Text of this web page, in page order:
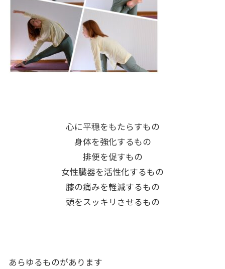
心に平穏をもたらすもの
身体を強化するもの
排便を促すもの
女性臓器を活性化するもの
膝の痛みを軽減するもの
頭をスッキリさせるもの
あらゆるものがあります